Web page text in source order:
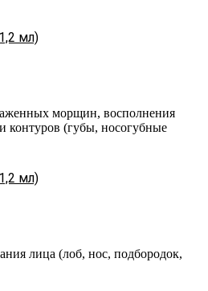
мл)
морщин, восполнения
контуров (губы, носогубные
мл)
лица (лоб, нос, подбородок,